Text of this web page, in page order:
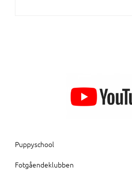
Puppyschool
Fotgåendeklubben